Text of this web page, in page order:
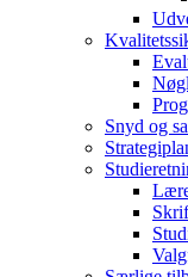
Snyd og